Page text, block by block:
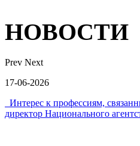
НОВОСТИ
Prev Next
17-06-2026
Интерес к профессиям,
директор Национального